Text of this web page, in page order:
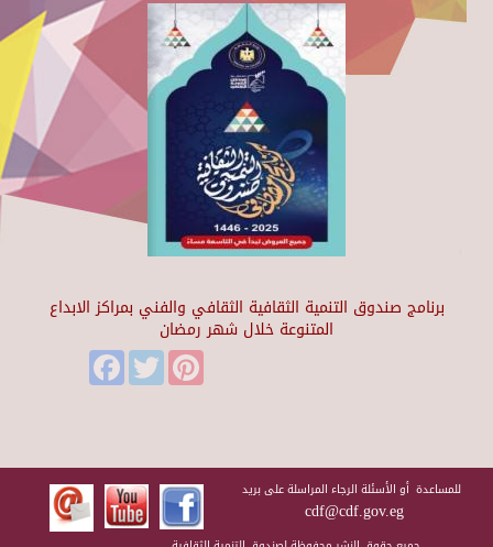
برنامج صندوق التنمية الثقافية الثقافي والفني بمراكز الابداع
المتنوعة خلال شهر رمضان
FacebookTwitter
للمساعدة أو الأسئلة الرجاء المراسلة على بريد
cdf@cdf.gov.eg